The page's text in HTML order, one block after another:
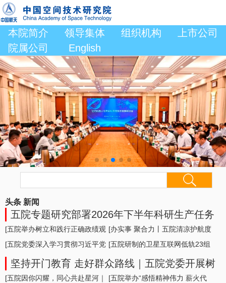
本院简介 领导集体 组织机构
上市公司
院属公司
English
头条 新闻
五院专题研究部署2026年下半年科研生产任务
形势及举措
[五院举办树立和践行正确政绩观
学习教育专题... ]
[办实事 聚合力丨五院清凉护航度
盛夏，暖心... ]
[五院党委深入学习贯彻习近平党
建思想，专题... ]
[五院研制的卫星互联网低轨23组
卫星成功发... ]
坚持开门教育 走好群众路线｜五院党委开展树
立和践行正确政绩观学习教育面对面座谈
[五院因你闪耀，同心共赴星河｜
[五院举办“感悟精神伟力 薪火代